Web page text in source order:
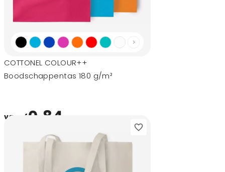
COTTONEL COLOUR++
Boodschappentas 180 g/m²
vanaf0,84